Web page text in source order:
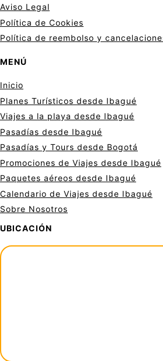
Aviso Legal
Política de Cookies
Política de reembolso y
MENÚ
Inicio
Planes Turísticos desde Ibagué
Viajes a la playa desde Ibagué
Pasadías desde Ibagué
Pasadías y Tours desde Bogotá
Promociones de Viajes desde Ibagué
Paquetes aéreos desde Ibagué
Calendario de Viajes desde Ibagué
Sobre Nosotros
UBICACIÓN